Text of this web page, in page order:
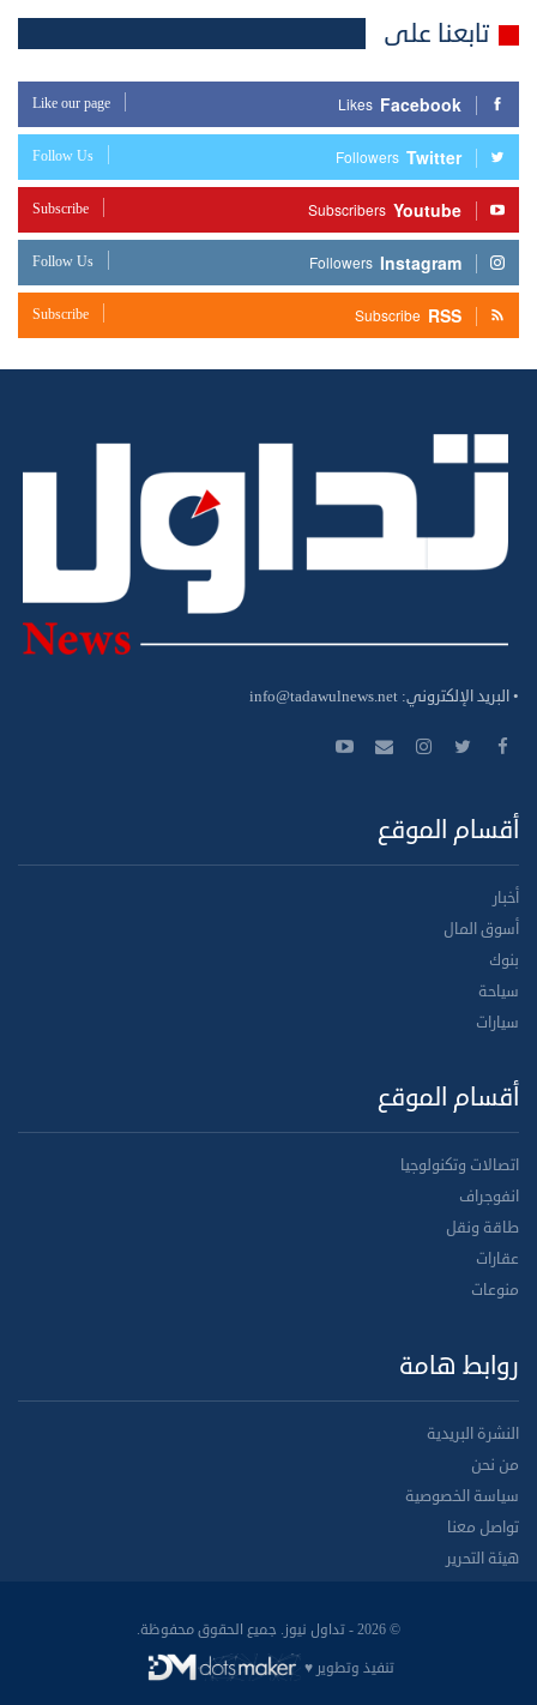
تابعنا على
Facebook
Likes
Like our page
Twitter
Followers
Follow Us
Youtube
Subscribers
Subscribe
Instagram
Followers
Follow Us
RSS
Subscribe
Subscribe
• البريد الإلكتروني: info@tadawulnews.net
أقسام الموقع
أخبار
أسوق المال
بنوك
سياحة
سيارات
أقسام الموقع
اتصالات وتكنولوجيا
انفوجراف
طاقة ونقل
عقارات
منوعات
روابط هامة
النشرة البريدية
من نحن
سياسة الخصوصية
تواصل معنا
هيئة التحرير
© 2026 - تداول نيوز. جميع الحقوق محفوظة.
تنفيذ وتطوير ♥